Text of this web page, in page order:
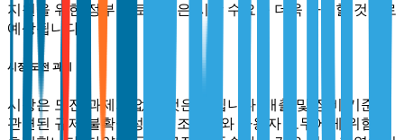
지원을 위한 정부 프로그램은 시장 수요를 더욱 자극할 것으로
예상됩니다.
시장 도전 과제
시장은 도전 과제가 없는 것은 아닙니다. 배출 및 장비 기준과
관련된 규제 불확실성은 제조업체와 사용자 모두에게 위험을